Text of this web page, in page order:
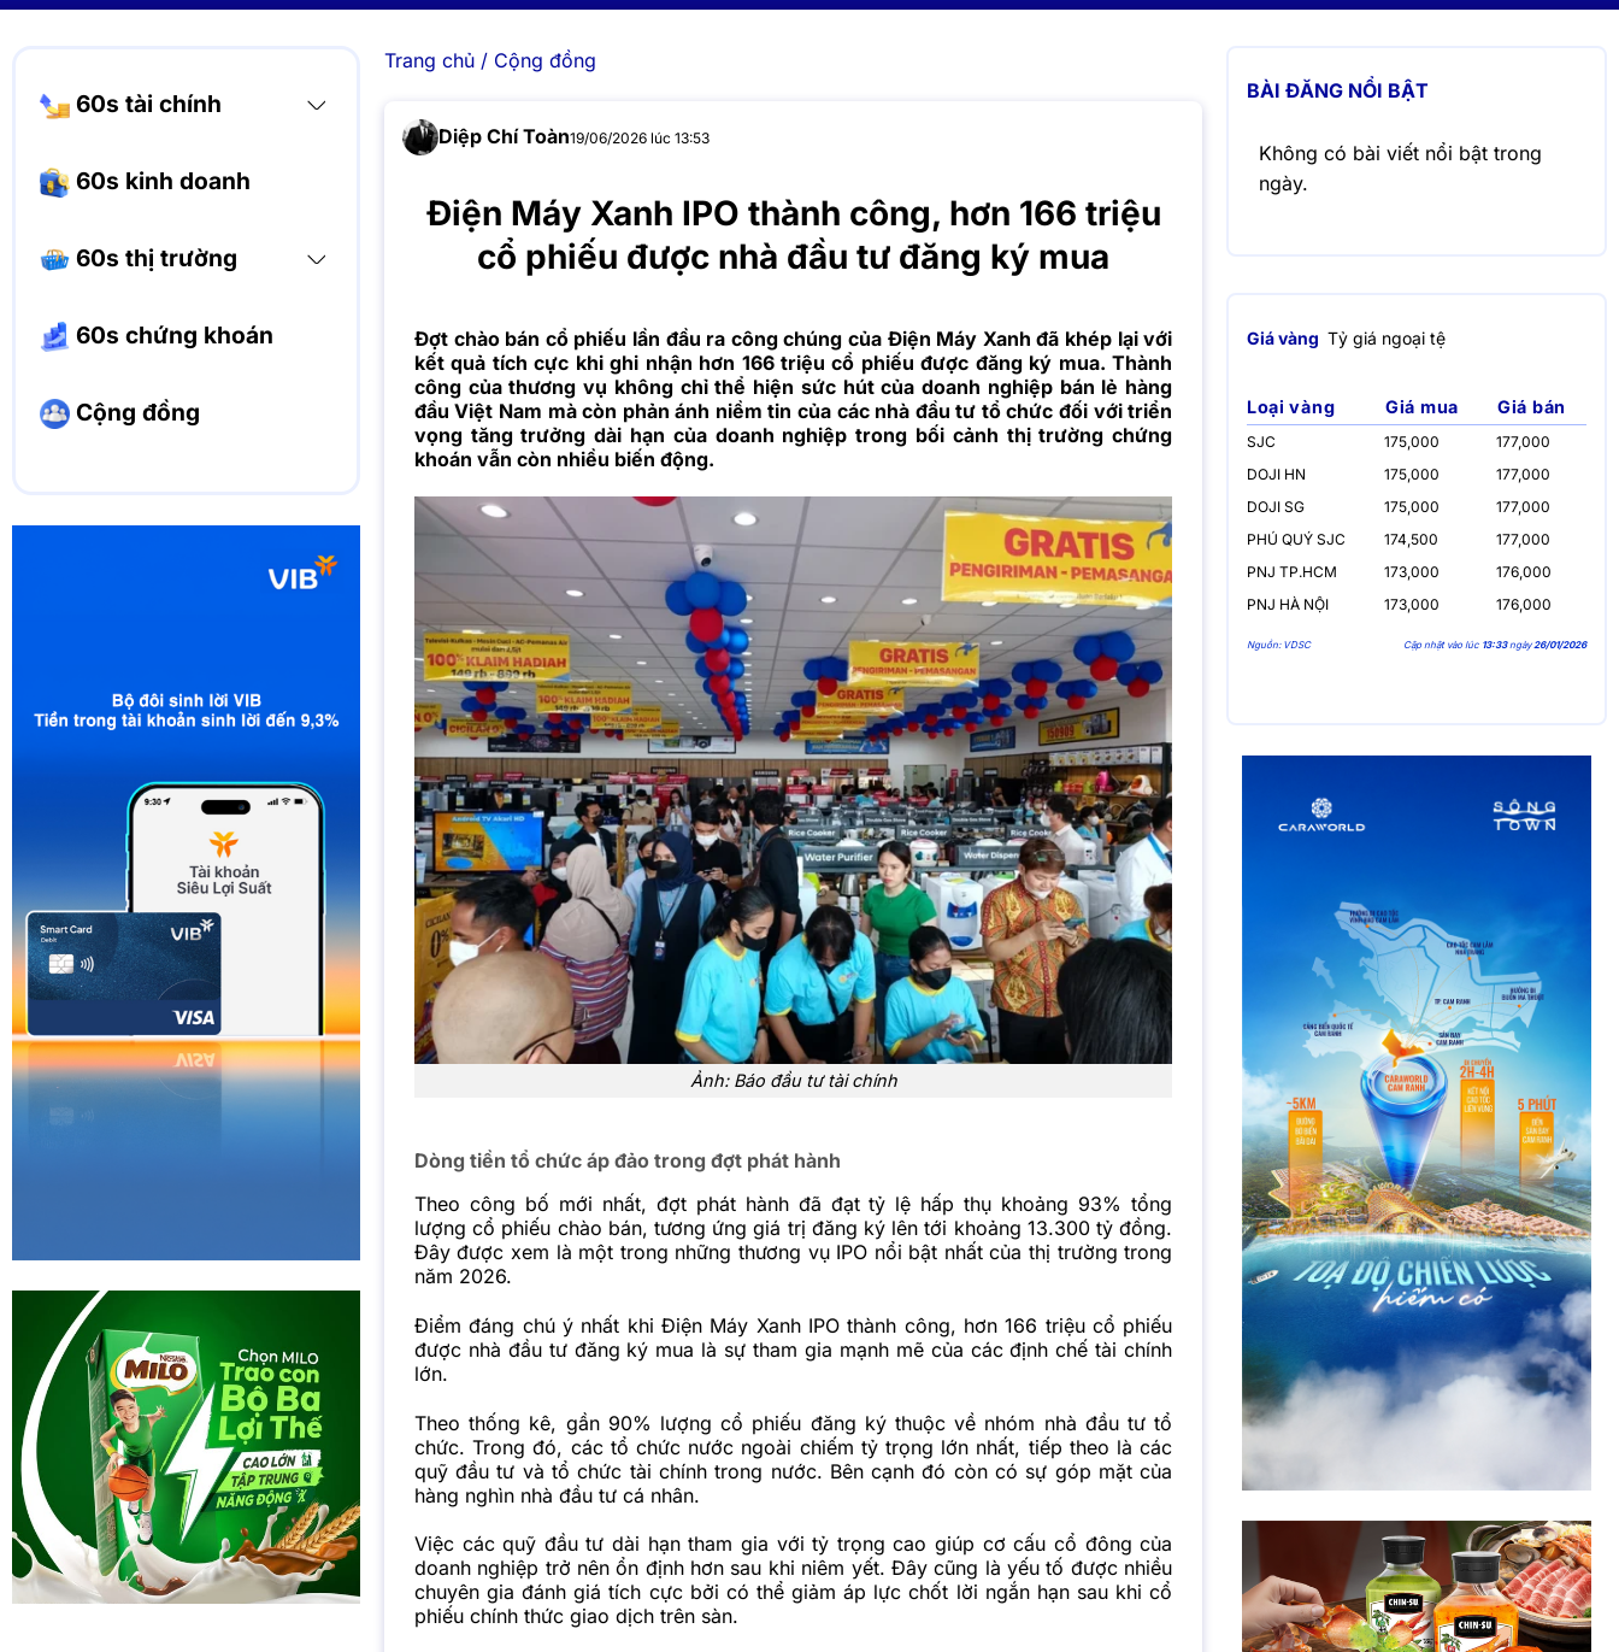
60s tài chính
60s kinh doanh
60s thị trường
60s chứng khoán
Cộng đồng
Trang chủ/ Cộng đồng
Diệp Chí Toàn19/06/2026 lúc 13:53
Điện Máy Xanh IPO thành công, hơn 166 triệu
cổ phiếu được nhà đầu tư đăng ký mua
Đợt chào bán cổ phiếu lần đầu ra công chúng của Điện Máy Xanh đã khép lại với
kết quả tích cực khi ghi nhận hơn 166 triệu cổ phiếu được đăng ký mua. Thành
công của thương vụ không chỉ thể hiện sức hút của doanh nghiệp bán lẻ hàng
đầu Việt Nam mà còn phản ánh niềm tin của các nhà đầu tư tổ chức đối với triển
vọng tăng trưởng dài hạn của doanh nghiệp trong bối cảnh thị trường chứng
khoán vẫn còn nhiều biến động.
Ảnh: Báo đầu tư tài chính
Dòng tiền tổ chức áp đảo trong đợt phát hành
Theo công bố mới nhất, đợt phát hành đã đạt tỷ lệ hấp thụ khoảng 93% tổng
lượng cổ phiếu chào bán, tương ứng giá trị đăng ký lên tới khoảng 13.300 tỷ đồng.
Đây được xem là một trong những thương vụ IPO nổi bật nhất của thị trường trong
năm 2026.
Điểm đáng chú ý nhất khi Điện Máy Xanh IPO thành công, hơn 166 triệu cổ phiếu
được nhà đầu tư đăng ký mua là sự tham gia mạnh mẽ của các định chế tài chính
lớn.
Theo thống kê, gần 90% lượng cổ phiếu đăng ký thuộc về nhóm nhà đầu tư tổ
chức. Trong đó, các tổ chức nước ngoài chiếm tỷ trọng lớn nhất, tiếp theo là các
quỹ đầu tư và tổ chức tài chính trong nước. Bên cạnh đó còn có sự góp mặt của
hàng nghìn nhà đầu tư cá nhân.
Việc các quỹ đầu tư dài hạn tham gia với tỷ trọng cao giúp cơ cấu cổ đông của
doanh nghiệp trở nên ổn định hơn sau khi niêm yết. Đây cũng là yếu tố được nhiều
chuyên gia đánh giá tích cực bởi có thể giảm áp lực chốt lời ngắn hạn sau khi cổ
phiếu chính thức giao dịch trên sàn.
BÀI ĐĂNG NỔI BẬT
Không có bài viết nổi bật trong
ngày.
Giá vàng Tỷ giá ngoại tệ
Loại vàng Giá mua Giá bán
SJC 175,000
177,000
DOJI HN
175,000
177,000
DOJI SG
175,000
177,000
PHÚ QUÝ SJC
174,500
177,000
PNJ TP.HCM
173,000
176,000
PNJ HÀ NỘI
173,000 176,000
Nguồn: VDSC Cập nhật vào lúc 13:33ngày26/01/2026